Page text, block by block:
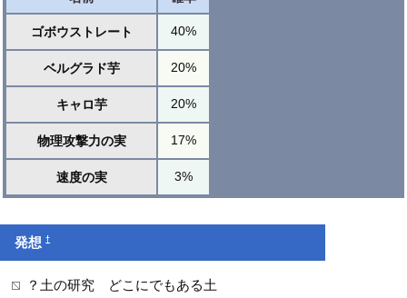
ゴボウストレート 40%
ベルグラド芋 20%
キャロ芋 20%
物理攻撃力の実 17%
速度の実 3%
発想†
？土の研究 どこにでもある土